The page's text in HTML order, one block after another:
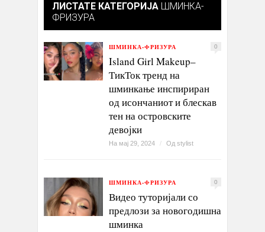
ЛИСТАТЕ КАТЕГОРИЈА ШМИНКА-
ФРИЗУРА
ШМИНКА-ФРИЗУРА 0
Island Girl Makeup–
ТикТок тренд на
шминкање инспириран
од исончаниот и блескав
тен на островските
девојки
На мај 29, 2024 / Од stylist
ШМИНКА-ФРИЗУРА 0
Видео туторијали со
предлози за новогодишна
шминка